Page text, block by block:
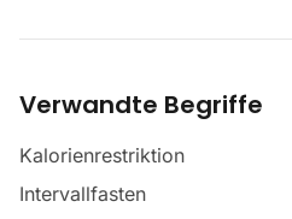
Verwandte Begriffe
Kalorienrestriktion
Intervallfasten